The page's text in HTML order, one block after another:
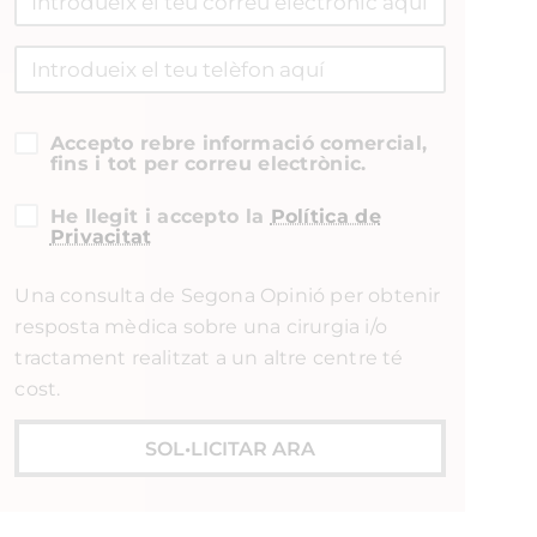
Accepto rebre informació comercial,
fins i tot per correu electrònic.
He llegit i accepto la Política de
Privacitat
Una consulta de Segona Opinió per obtenir
resposta mèdica sobre una cirurgia i/o
tractament realitzat a un altre centre té
cost.
SOL•LICITAR ARA